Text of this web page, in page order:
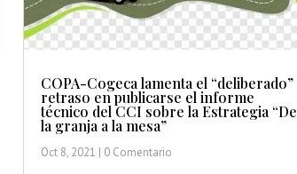
COPA-Cogeca lamenta el “deliberado”
retraso en publicarse el informe
técnico del CCI sobre la Estrategia “De
la granja a la mesa”
Oct 8, 2021 | 0 Comentario